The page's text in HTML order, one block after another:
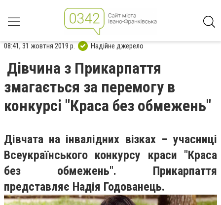
08:41, 31 жовтня 2019 р. Надійне джерело
Дівчина з Прикарпаття
змагається за перемогу в
конкурсі "Краса без обмежень"
Дівчата на інвалідних візках – учасниці
Всеукраїнського конкурсу краси "Краса
без обмежень". Прикарпаття
представляє Надія Годованець.